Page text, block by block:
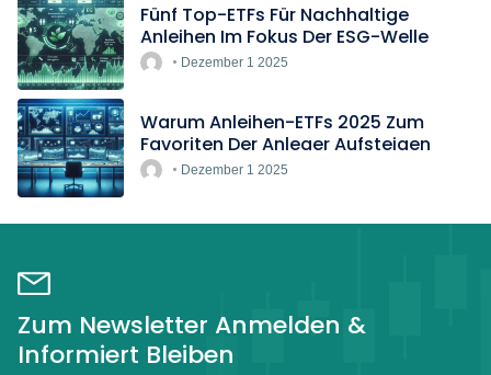
Fünf Top-ETFs Für Nachhaltige
Anleihen Im Fokus Der ESG-Welle
Dezember 1 2025
Warum Anleihen-ETFs 2025 Zum
Favoriten Der Anleger Aufsteigen
Dezember 1 2025
Zum Newsletter Anmelden &
Informiert Bleiben